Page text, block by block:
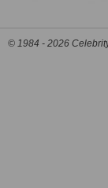
© 1984 - 2026